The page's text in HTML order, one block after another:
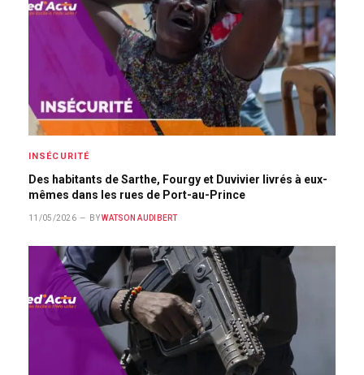
INSÉCURITÉ
Des habitants de Sarthe, Fourgy et Duvivier livrés à eux-
mêmes dans les rues de Port-au-Prince
11/05/2026 BY WATSON AUDIBERT